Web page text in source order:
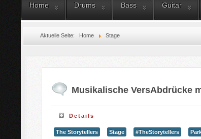
Home Drums Bass Guitar
Aktuelle Seite: Home Stage
Musikalische VersAbdrücke
Details
The Storytellers Stage #TheStorytellers